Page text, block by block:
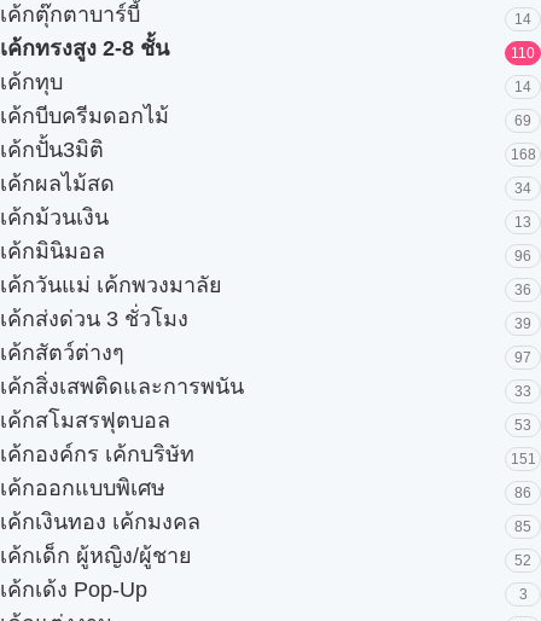
เค้กตุ๊กตาบาร์บี้ 14
เค้กทรงสูง 2-8 ชั้น 110
เค้กทุบ 14
เค้กบีบครีมดอกไม้ 69
เค้กปั้น3มิติ 168
เค้กผลไม้สด 34
เค้กม้วนเงิน 13
เค้กมินิมอล 96
เค้กวันแม่ เค้กพวงมาลัย 36
เค้กส่งด่วน 3 ชั่วโมง 39
เค้กสัตว์ต่างๆ 97
เค้กสิ่งเสพติดและการพนัน 33
เค้กสโมสรฟุตบอล 53
เค้กองค์กร เค้กบริษัท 151
เค้กออกแบบพิเศษ 86
เค้กเงินทอง เค้กมงคล 85
เค้กเด็ก ผู้หญิง/ผู้ชาย 52
เค้กเด้ง Pop-Up 3